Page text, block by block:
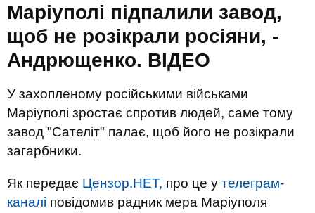
Маріуполі підпалили завод,
щоб не розікрали росіяни, -
Андрющенко. ВIДЕО
У захопленому російськими військами
Маріуполі зростає спротив людей, саме тому
завод "Сателіт" палає, щоб його не розікрали
загарбники.
Як передає Цензор.НЕТ, про це у телеграм-
каналі повідомив радник мера Маріуполя